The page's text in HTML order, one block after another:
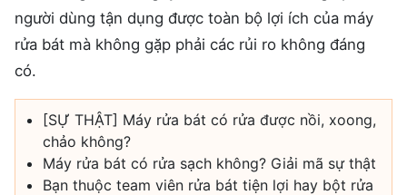
người dùng tận dụng được toàn bộ lợi ích của máy
rửa bát mà không gặp phải các rủi ro không đáng
có.
[SỰ THẬT] Máy rửa bát có rửa được nồi, xoong,
chảo không?
Máy rửa bát có rửa sạch không? Giải mã sự thật
Bạn thuộc team viên rửa bát tiện lợi hay bột rửa